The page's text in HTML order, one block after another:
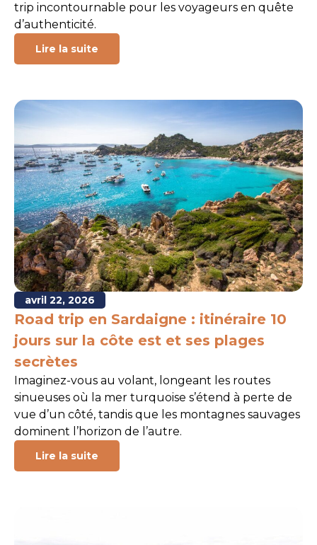
trip incontournable pour les voyageurs en quête
d’authenticité.
Lire la suite
avril 22, 2026
Road trip en Sardaigne : itinéraire 10
jours sur la côte est et ses plages
secrètes
Imaginez-vous au volant, longeant les routes
sinueuses où la mer turquoise s’étend à perte de
vue d’un côté, tandis que les montagnes sauvages
dominent l’horizon de l’autre.
Lire la suite